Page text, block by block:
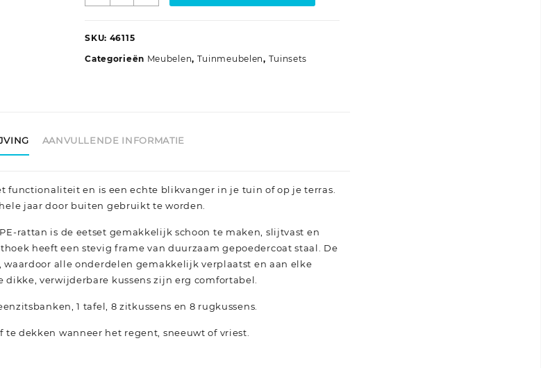
poly
SKU: 46115
Categorieën Meubelen, Tuinmeubelen, Tuinsets
AANVULLENDE INFORMATIE
functionaliteit en is een echte blikvanger in je tuin of op je terras.
jaar door buiten gebruikt te worden.
rattan is de eetset gemakkelijk schoon te maken, slijtvast en
heeft een stevig frame van duurzaam gepoedercoat staal. De
alle onderdelen gemakkelijk verplaatst en aan elke
verwijderbare kussens zijn erg comfortabel.
1 tafel, 8 zitkussens en 8 rugkussens.
dekken wanneer het regent, sneeuwt of vriest.